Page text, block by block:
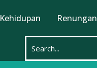
Kehidupan Renungan